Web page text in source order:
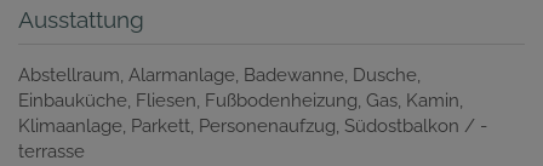
Ausstattung
Abstellraum Alarmanlage Badewanne Dusche
Einbauküche Fliesen Fußbodenheizung Gas Kamin
Klimaanlage Parkett Personenaufzug Südostbalkon / -
terrasse